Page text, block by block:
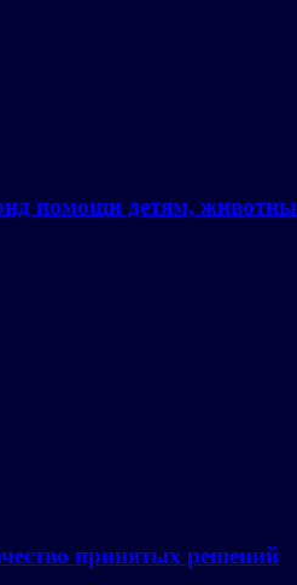
помощи детям,
принятых решений